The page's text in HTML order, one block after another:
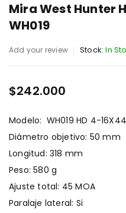
Mira West Hunter
WH019
Add your review Stock: In
$242.000
Modelo: WH019 HD 4-16X44
Diámetro objetivo: 50 mm
Longitud: 318 mm
Peso: 580 g
Ajuste total: 45 MOA
Paralaje lateral: Si